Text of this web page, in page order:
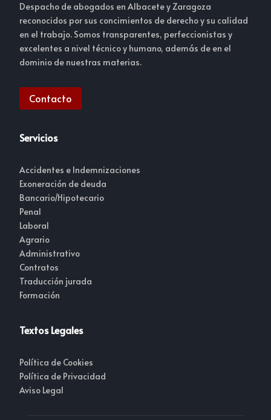
Despacho de abogados en Albacete y Zaragoza
reconocidos por sus concimientos de derecho y su calidad
en el trabajo. Somos transparentes, perfeccionistas y
excelentes a nivel técnico y humano, además de en el
dominio de nuestras materias.
Contacto
Servicios
Accidentes e Indemnizaciones
Exoneración de deuda
Bancario/Hipotecario
Penal
Laboral
Agrario
Administrativo
Contratos
Traducción jurada
Formación
Textos Legales
Política de Cookies
Política de Privacidad
Aviso Legal